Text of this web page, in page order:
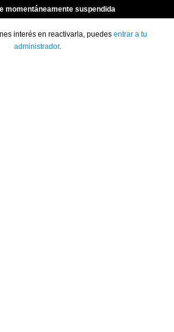
momentáneamente suspendida
interés en reactivarla, puedes entrar a tu
administrador.